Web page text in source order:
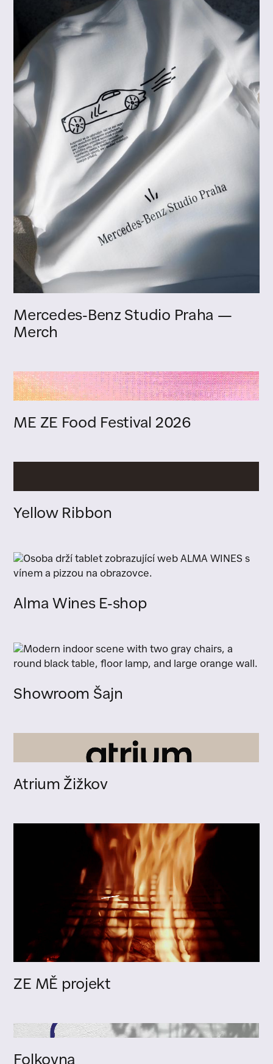
Mercedes-Benz Studio Praha —
Merch
ME ZE Food Festival 2026
Yellow Ribbon
Alma Wines E-shop
Showroom Šajn
Atrium Žižkov
ZE MĚ projekt
Folkovna